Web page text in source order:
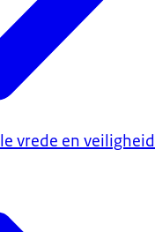
vrede en veiligheid